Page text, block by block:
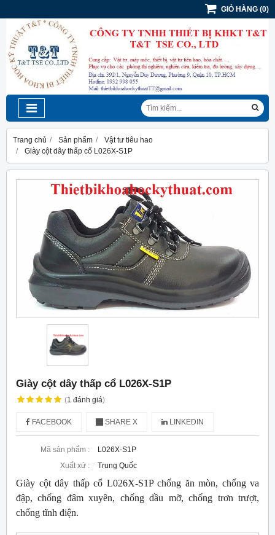
GIỎ HÀNG (0)
Trang chủ Sản phẩm
Vật tư tiêu hao
Giày cột dây thấp cổ L026X-S1P
Giày cột dây thấp cổ L026X-S1P
(1 đánh giá)
FACEBOOK SHARE X LINKEDIN
Mã sản phẩm :
L026X-S1P
Xuất xứ :
Trung Quốc
Giày cột dây thấp cổ L026X-S1P chống ăn mòn, chống va
đập, chống đâm xuyên, chống dầu mỡ, chống trơn trượt,
chống tĩnh điện.